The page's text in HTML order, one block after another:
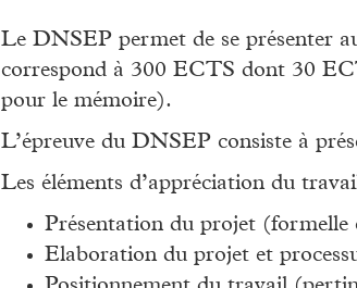
Le DNSEP permet de se présenter
correspond à 300 ECTS dont 30
pour le mémoire).
L’épreuve du DNSEP consiste à
Les éléments d’appréciation du
Présentation du projet (formelle
Elaboration du projet et